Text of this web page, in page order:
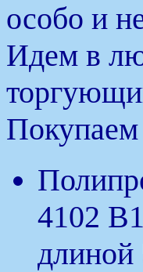
особо и
Идем в
4102